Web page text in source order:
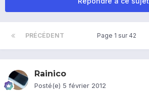
PRÉCÉDENT Page 1 sur 42
Rainico
Posté(e) 5 février 2012